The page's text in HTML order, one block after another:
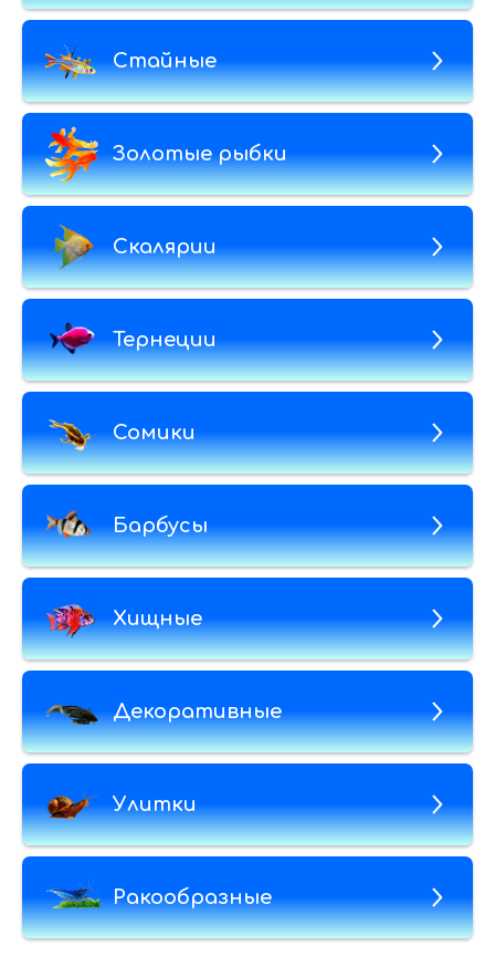
Стайные
Золотые рыбки
Скалярии
Тернеции
Сомики
Барбусы
Хищные
Декоративные
Улитки
Ракообразные